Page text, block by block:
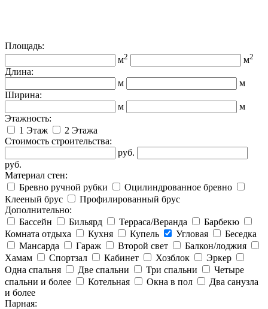
Площадь:
м2 м2
Длина:
м
м
Ширина:
м
м
Этажность:
1 Этаж
2 Этажа
Стоимость строительства:
руб.
руб.
Материал стен:
Бревно ручной рубки
Оцилиндрованное бревно
Клееный брус
Профилированный брус
Дополнительно:
Бассейн
Бильярд Терраса/Веранда
Барбекю
Комната отдыха
Кухня Купель Угловая
Беседка
Мансарда
Гараж Второй свет
Балкон/лоджия
Хамам
Спортзал Кабинет Хозблок
Эркер
Одна спальня
Две спальни Три спальни
Четыре
спальни и более
Котельная Окна в пол
Два санузла
и более
Парная: